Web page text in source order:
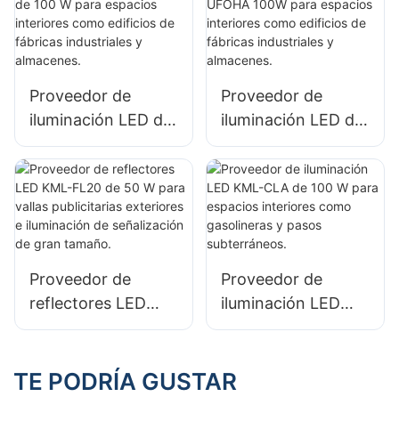
espacios interiores
en fábricas,
almacenes, etc.
interiores como
talleres de
reparación y
Proveedor de
iluminación LED de
gran altura KML-
HB52 de 100 W
para espacios
interiores como
edificios de
industriales y
almacenes.
Proveedor de
iluminación LED de
gran altura KML-
UFOHA 100W para
espacios interiores
como edificios de
fábricas
almacenes.
Proveedor de
reflectores LED
KML-FL20 de 50 W
publicitarias
Proveedor de
iluminación LED
KML-CLA de 100 W
interiores como
TE PODRÍA GUSTAR